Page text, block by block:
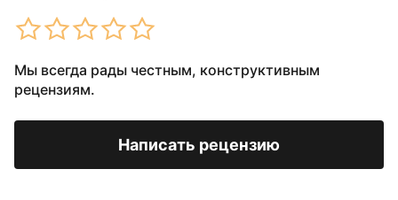
Мы всегда рады честным, конструктивным
рецензиям.
Написать рецензию